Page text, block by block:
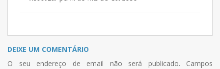
DEIXE UM COMENTÁRIO
O seu endereço de email não será publicado. Campos